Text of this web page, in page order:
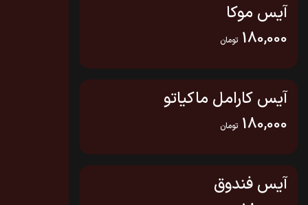
آیس موکا
180,000 تومان
آیس کارامل ماکیاتو
180,000 تومان
آیس فندوق